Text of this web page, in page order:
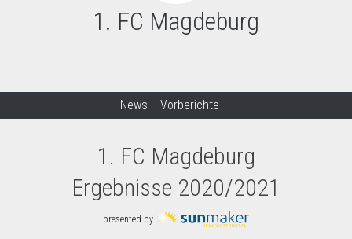
1. FC Magdeburg
News Vorberichte
1. FC Magdeburg
Ergebnisse 2020/2021
presented by